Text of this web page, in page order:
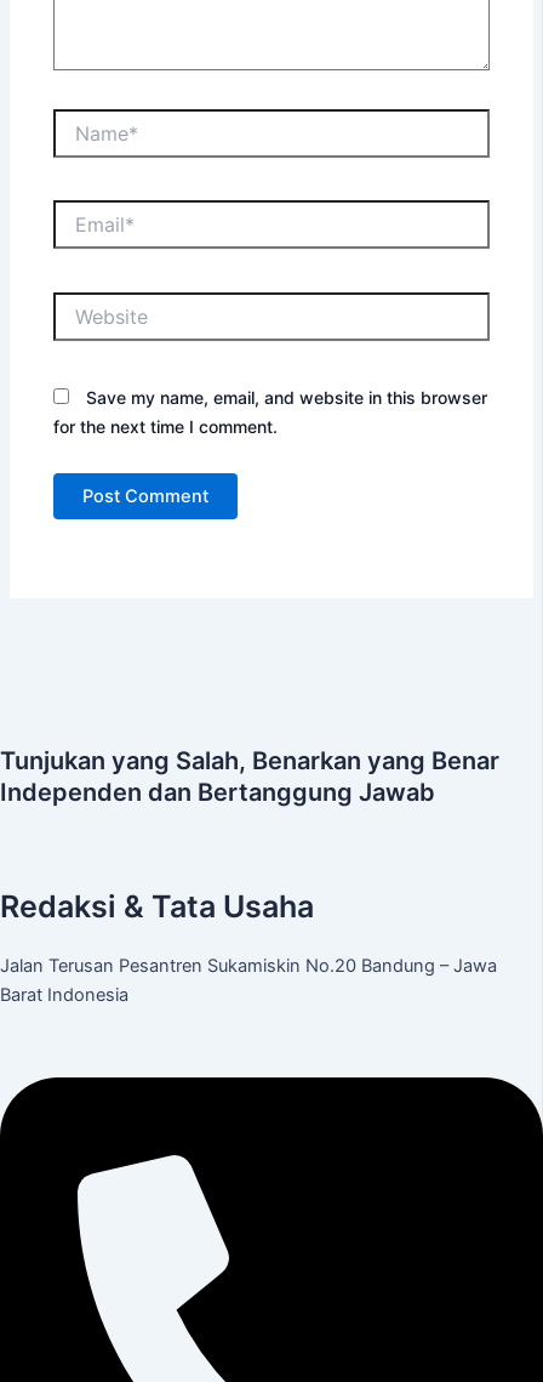
Save my name, email, and website in this browser
for the next time I comment.
Tunjukan yang Salah, Benarkan yang Benar
Independen dan Bertanggung Jawab
Redaksi & Tata Usaha
Jalan Terusan Pesantren Sukamiskin No.20 Bandung – Jawa
Barat Indonesia